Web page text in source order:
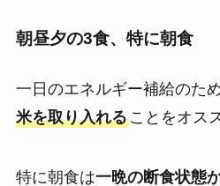
朝昼夕の3食、特に朝食
一日のエネルギー補給のため
米を取り入れることをオス
特に朝食は一晩の断食状態